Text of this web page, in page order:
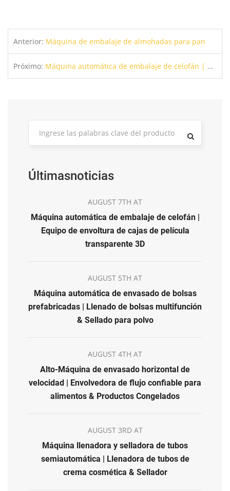
Anterior: Máquina de embalaje de almohadas para pan
Próximo: Máquina automática de embalaje de celofán | Equipo de envoltura de cajas de película transparente 3D
Últimasnoticias
AUGUST 7TH AT
Máquina automática de embalaje de celofán |
Equipo de envoltura de cajas de película
transparente 3D
AUGUST 5TH AT
Máquina automática de envasado de bolsas
prefabricadas | Llenado de bolsas multifunción
& Sellado para polvo
AUGUST 4TH AT
Alto-Máquina de envasado horizontal de
velocidad | Envolvedora de flujo confiable para
alimentos & Productos Congelados
AUGUST 3RD AT
Máquina llenadora y selladora de tubos
semiautomática | Llenadora de tubos de
crema cosmética & Sellador